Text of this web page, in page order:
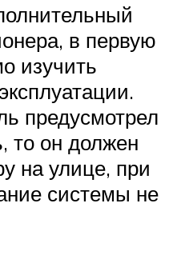
в первую
изучить
предусмотрел
то он должен
на улице, при
системы не